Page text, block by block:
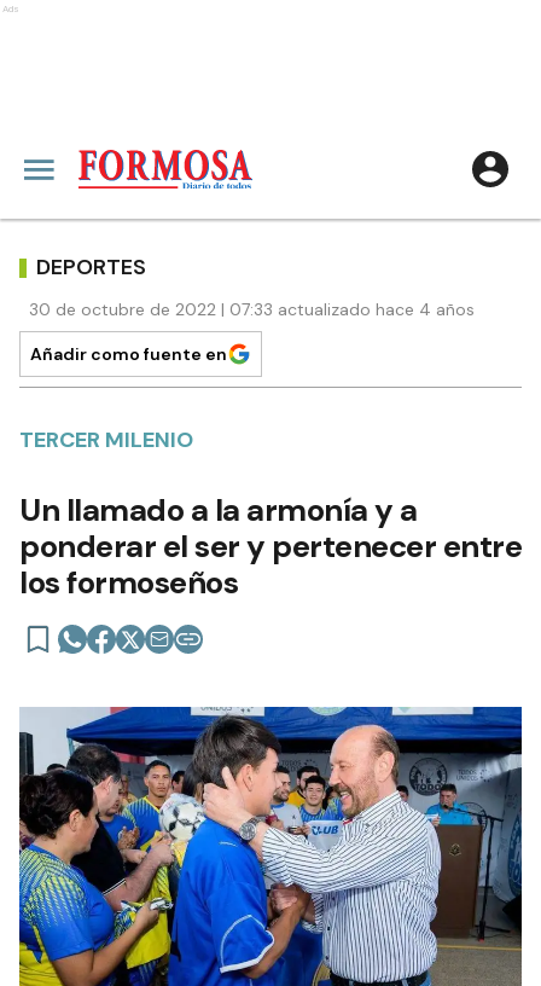
Ads
DEPORTES
30 de octubre de 2022 | 07:33 actualizado hace 4 años
Añadir como fuente en
TERCER MILENIO
Un llamado a la armonía y a
ponderar el ser y pertenecer entre
los formoseños